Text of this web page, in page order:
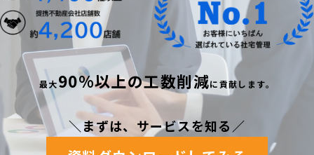
最大90%以上の工数削減に貢献します。
＼まずは、サービスを知る ／